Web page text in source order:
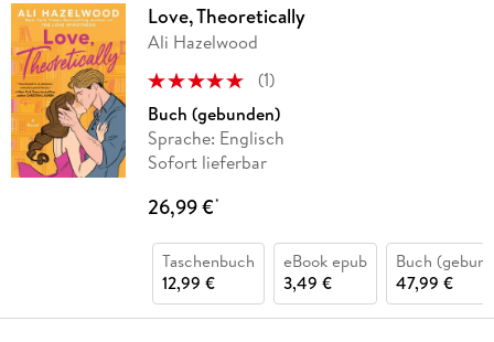
Love, Theoretically
Ali Hazelwood
(1)
Buch (gebunden)
Sprache: Englisch
Sofort lieferbar
26,99 €*
Taschenbuch
12,99 €
eBook epub
3,49 €
Buch
47,99 €